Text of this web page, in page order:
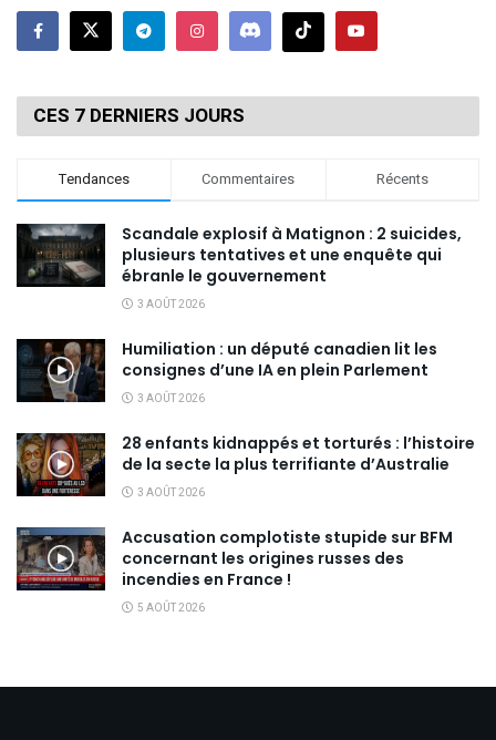
CES 7 DERNIERS JOURS
Tendances Commentaires Récents
Scandale explosif à Matignon : 2 suicides,
plusieurs tentatives et une enquête qui
ébranle le gouvernement
3 AOÛT 2026
Humiliation : un député canadien lit les
consignes d’une IA en plein Parlement
3 AOÛT 2026
28 enfants kidnappés et torturés : l’histoire
de la secte la plus terrifiante d’Australie
3 AOÛT 2026
Accusation complotiste stupide sur BFM
concernant les origines russes des
incendies en France !
5 AOÛT 2026